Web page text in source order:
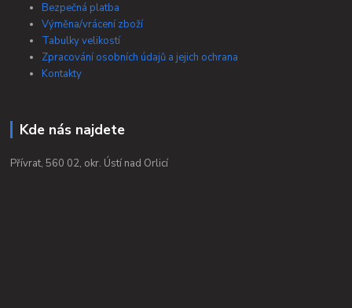
Bezpečná platba
Výměna/vrácení zboží
Tabulky velikostí
Zpracování osobních údajů a jejich ochrana
Kontakty
Kde nás najdete
Přívrat, 560 02, okr. Ústí nad Orlicí